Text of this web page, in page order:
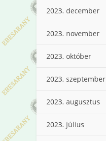
2023. december
2023. november
2023. október
2023. szeptember
2023. augusztus
2023. július